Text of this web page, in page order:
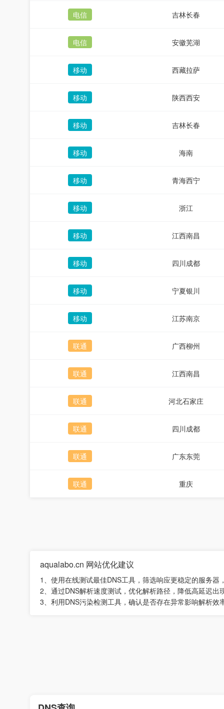
电信 吉林长春
电信 安徽芜湖
移动 西藏拉萨
移动 陕西西安
移动 吉林长春
移动 海南
移动 青海西宁
移动 浙江
移动 江西南昌
移动 四川成都
移动 宁夏银川
移动 江苏南京
联通 广西柳州
联通 江西南昌
联通 河北石家庄
联通 四川成都
联通 广东东莞
联通 重庆
aqualabo.cn 网站优化建议
1、使用在线测试最佳DNS工具，筛选响应更稳定的服务器
2、通过DNS解析速度测试，优化解析路径，降低高延迟出
3、利用DNS污染检测工具，确认是否存在异常影响解析效